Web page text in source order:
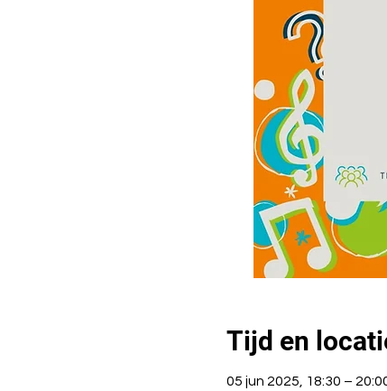
Tijd en
05 jun 2025, 18:30 –